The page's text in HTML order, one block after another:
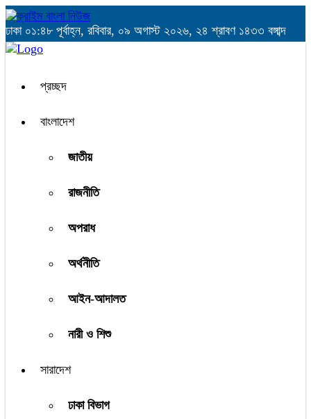
ঢাকা ০১:৪৮ পূর্বাহ্ন, রবিবার, ০৯ অগাস্ট ২০২৬, ২৪ শ্রাবণ ১৪৩৩ বঙ্গাব্দ
প্রচ্ছদ
বাংলাদেশ
জাতীয়
রাজনীতি
অপরাধ
অর্থনীতি
আইন-আদালত
নারী ও শিশু
সারাদেশ
ঢাকা বিভাগ